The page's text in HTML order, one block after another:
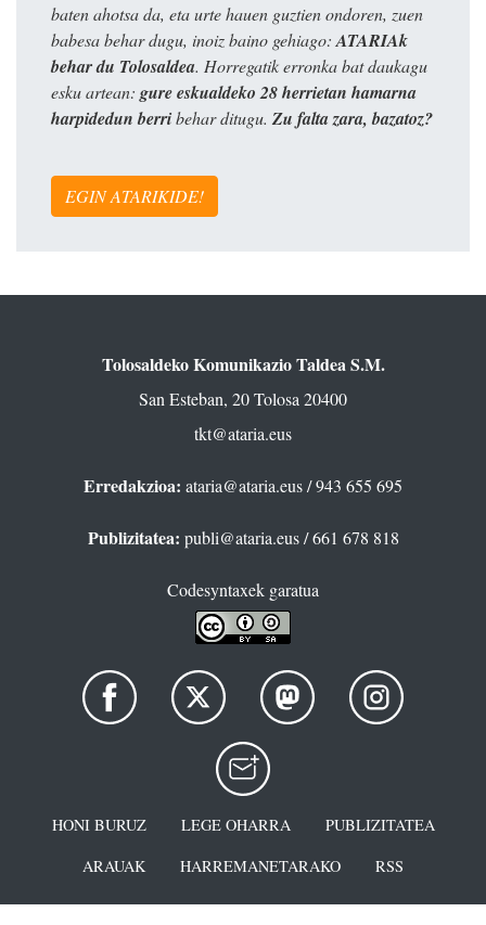
baten ahotsa da, eta urte hauen guztien ondoren, zuen
babesa behar dugu, inoiz baino gehiago: ATARIAk
behar du Tolosaldea. Horregatik erronka bat daukagu
esku artean: gure eskualdeko 28 herrietan hamarna
harpidedun berribehar ditugu. Zu falta zara, bazatoz?
EGIN ATARIKIDE!
Tolosaldeko Komunikazio Taldea S.M.
San Esteban, 20 Tolosa 20400
tkt@ataria.eus
Erredakzioa: ataria@ataria.eus/ 943 655 695
Publizitatea: publi@ataria.eus/ 661 678 818
Codesyntaxek garatua
HONI BURUZ LEGE OHARRA
PUBLIZITATEA
ARAUAK
HARREMANETARAKO RSS